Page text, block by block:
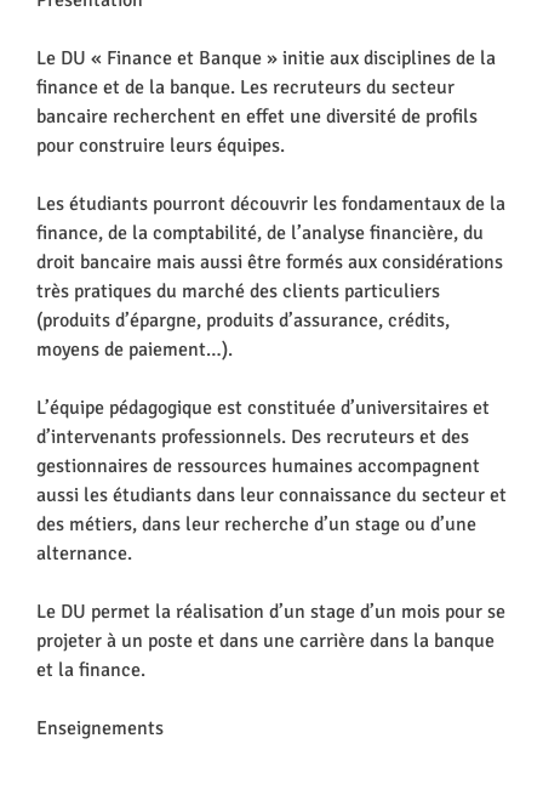
Le DU « Finance et Banque » initie aux disciplines de la
finance et de la banque. Les recruteurs du secteur
bancaire recherchent en effet une diversité de profils
pour construire leurs équipes.
Les étudiants pourront découvrir les fondamentaux de la
finance, de la comptabilité, de l’analyse financière, du
droit bancaire mais aussi être formés aux considérations
très pratiques du marché des clients particuliers
(produits d’épargne, produits d’assurance, crédits,
moyens de paiement…).
L’équipe pédagogique est constituée d’universitaires et
d’intervenants professionnels. Des recruteurs et des
gestionnaires de ressources humaines accompagnent
aussi les étudiants dans leur connaissance du secteur et
des métiers, dans leur recherche d’un stage ou d’une
alternance.
Le DU permet la réalisation d’un stage d’un mois pour se
projeter à un poste et dans une carrière dans la banque
et la finance.
Enseignements